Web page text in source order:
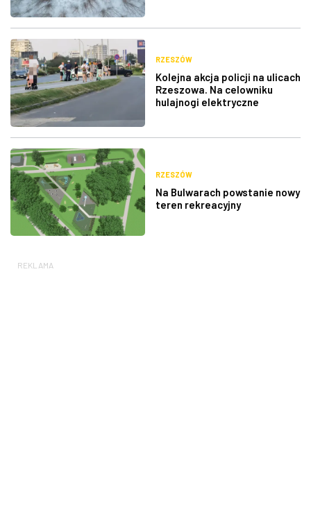
RZESZÓW
Kolejna akcja policji na ulicach
Rzeszowa. Na celowniku
hulajnogi elektryczne
RZESZÓW
Na Bulwarach powstanie nowy
teren rekreacyjny
REKLAMA